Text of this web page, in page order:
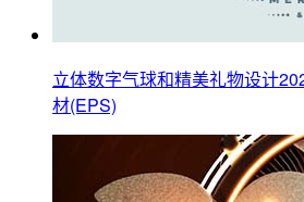
立体数字气球和精美礼物设计
材(EPS)